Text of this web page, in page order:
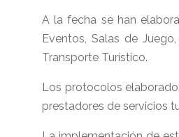
A la fecha se han
Eventos, Salas de
Transporte Turístico.
Los protocolos
prestadores de servicios